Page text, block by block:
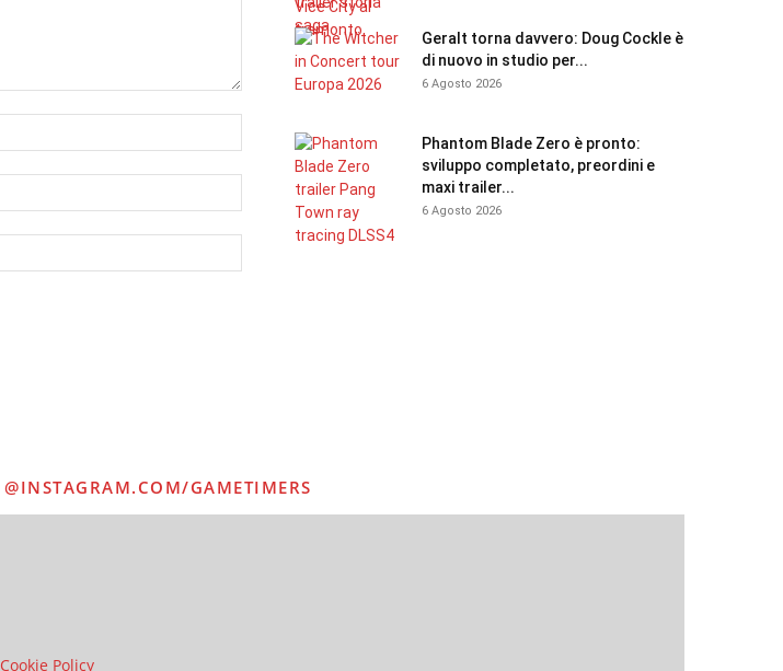
Geralt torna davvero: Doug Cockle è
di nuovo in studio per...
6 Agosto 2026
Phantom Blade Zero è pronto:
sviluppo completato, preordini e
maxi trailer...
6 Agosto 2026
@INSTAGRAM.COM/GAMETIMERS
Cookie Policy